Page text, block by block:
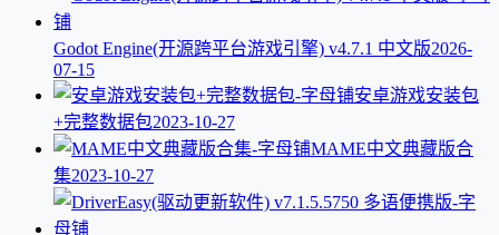
Godot Engine(开源跨平台游戏引擎) v4.7.1 中文版2026-
07-15
安卓游戏安装包
+完整数据包2023-10-27
MAME中文典藏版合
集2023-10-27